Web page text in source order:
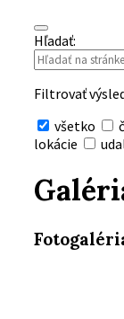
Hľadať:
Filtrovať
všetko
lokácie
vyhľadávanie